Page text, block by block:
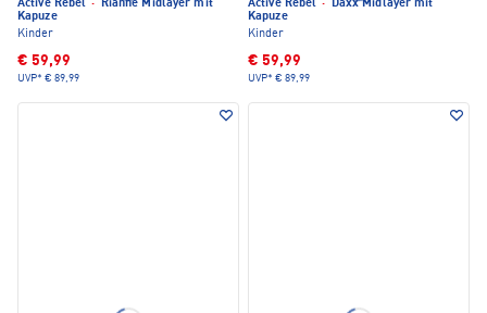
Active Rebel ·
Rianne Midlayer mit
Kapuze
Kinder
€ 59,99
UVP* € 89,99
Active Rebel ·
Daxx Midlayer mit
Kapuze
Kinder
€ 59,99
UVP* € 89,99